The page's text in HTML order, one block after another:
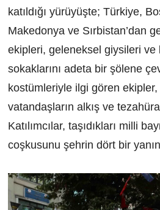
katıldığı yürüyüşte; Türkiye,
Makedonya ve Sırbistan’dan
ekipleri, geleneksel giysileri ve
sokaklarını adeta bir şölene
kostümleriyle ilgi gören
vatandaşların alkış ve
Katılımcılar, taşıdıkları milli
coşkusunu şehrin dört bir